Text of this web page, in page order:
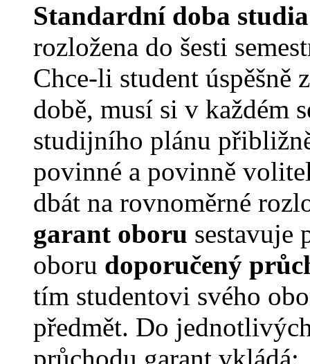
Standardní doba studia
rozložena do šesti
Chce-li student úspěšně
době, musí si v každém
studijního plánu
povinné a povinně
dbát na rovnoměrné
garant oboru sestavuje
oboru doporučený
tím studentovi svého
předmět. Do